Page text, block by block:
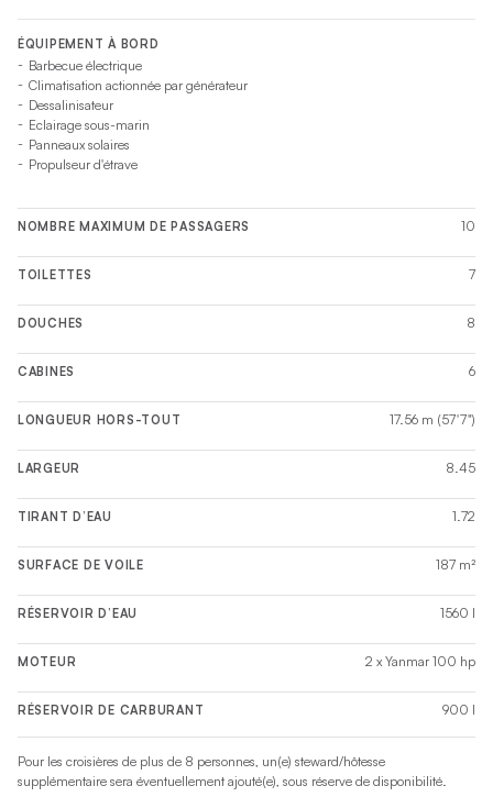
ÉQUIPEMENT À BORD
Barbecue électrique
Climatisation actionnée par générateur
Dessalinisateur
Eclairage sous-marin
Panneaux solaires
Propulseur d'étrave
NOMBRE MAXIMUM DE PASSAGERS 10
TOILETTES 7
DOUCHES 8
CABINES 6
LONGUEUR HORS-TOUT 17.56 m (57'7")
LARGEUR 8.45
TIRANT D’EAU 1.72
SURFACE DE VOILE 187 m²
RÉSERVOIR D’EAU 1560 l
MOTEUR 2 x Yanmar 100 hp
RÉSERVOIR DE CARBURANT 900 l
Pour les croisières de plus de 8 personnes, un(e) steward/hôtesse
supplémentaire sera éventuellement ajouté(e), sous réserve de disponibilité.